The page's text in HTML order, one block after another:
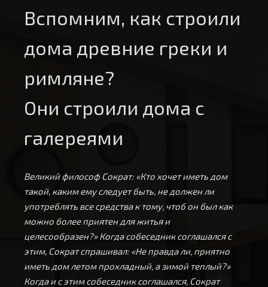
Вспомним, как строили
дома древние греки и
римляне?
Они строили дома с
галереями
Великий философ Сократ: «Кто хочет иметь дом
такой, каким ему следует быть, не должен ли
употреблять все средства к тому, чтоб он был как
можно более приятен для житья и
целесообразен?» Когда собеседник соглашался с
этим, Сократ спрашивал: «Не правда ли, приятно
иметь дом летом прохладный, а зимой теплый?»
Когда и с этим собеседник соглашался, Сократ